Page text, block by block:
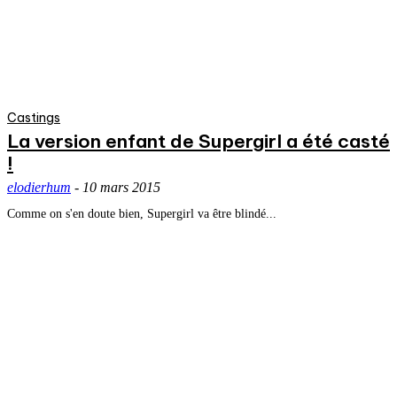
Castings
La version enfant de Supergirl a été casté
!
elodierhum - 10 mars 2015
Comme on s'en doute bien, Supergirl va être blindé...